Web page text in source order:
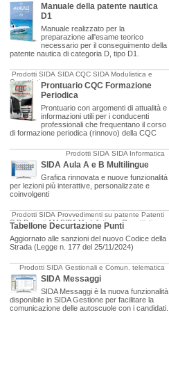
Manuale della patente nautica
D1
Manuale realizzato per la
preparazione all'esame teorico
necessario per il conseguimento della
patente nautica di categoria D, tipo D1.
Prodotti SIDA SIDA CQC SIDA Modulistica e
OggettisticaProntuario CQC Formazione
Periodica
Prontuario con argomenti di attualità e
informazioni utili per i conducenti
professionali che frequentano il corso
di formazione periodica (rinnovo) della CQC
Prodotti SIDA SIDA Informatica
SIDA Aula A e B Multilingue
Grafica rinnovata e nuove funzionalità
per lezioni più interattive, personalizzate e
coinvolgenti
Prodotti SIDA Provvedimenti su patente Patenti
C-D Patenti AM SIDA Modulistica e Oggettistica
Tabellone Decurtazione Punti
Aggiornato alle sanzioni del nuovo Codice della
Strada (Legge n. 177 del 25/11/2024)
Prodotti SIDA Gestionali e Comun. telematica
SIDA Messaggi
SIDA Messaggi è la nuova funzionalità
disponibile in SIDA Gestione per facilitare la
comunicazione delle autoscuole con i candidati.